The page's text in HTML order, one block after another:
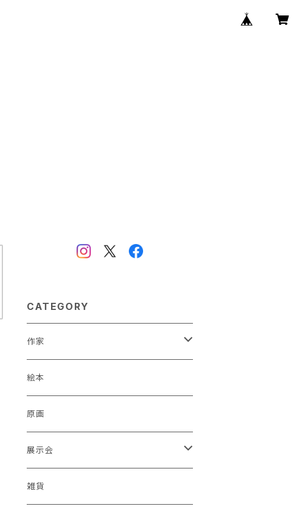
CATEGORY
作家
蒼川わか
あきやまりか
ashika
足立真人
絵本
原画
展示会
Mori / Kosamu.An 「トトニョロ 初展」
雑貨